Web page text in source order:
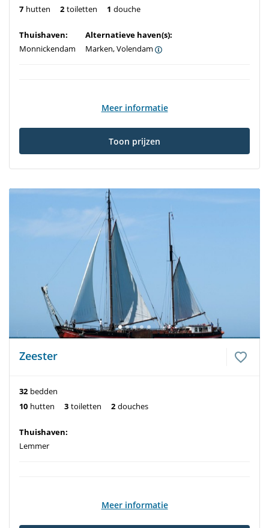
7 hutten 2 toiletten 1 douche
Thuishaven:
Monnickendam
Alternatieve haven(s):
Marken, Volendam
Meer informatie
Toon prijzen
Zeester
32 bedden
10 hutten 3 toiletten 2 douches
Thuishaven:
Lemmer
Meer informatie